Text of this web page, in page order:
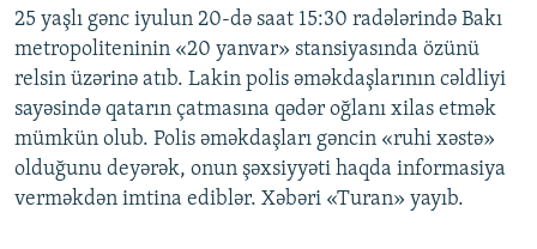
keçFƏRQƏ BAX
QANUNI DOĞRU
ARAŞDIRMA
MULTIMEDIA
VIDEO
RADIO ARXIV
25 yaşlı gənc iyulun 20-də saat 15:30 radələrində Bakı
metropoliteninin «20 yanvar» stansiyasında özünü
relsin üzərinə atıb. Lakin polis əməkdaşlarının cəldliyi
sayəsində qatarın çatmasına qədər oğlanı xilas etmək
mümkün olub. Polis əməkdaşları gəncin «ruhi xəstə»
olduğunu deyərək, onun şəxsiyyəti haqda informasiya
verməkdən imtina ediblər. Xəbəri «Turan» yayıb.